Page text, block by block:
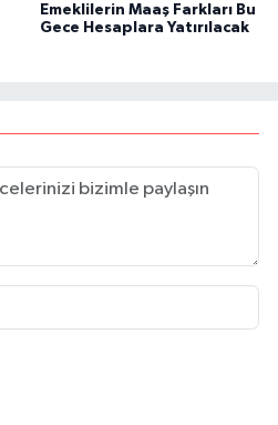
Emeklilerin Maaş Farkları Bu
Gece Hesaplara Yatırılacak